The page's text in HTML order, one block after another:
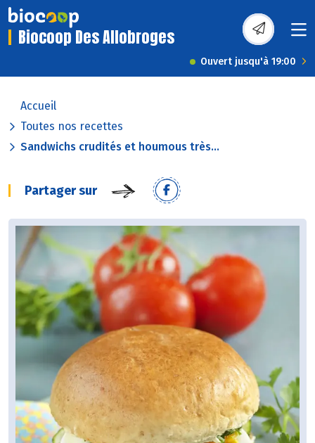
Biocoop Des Allobroges
Ouvert jusqu'à 19:00
Accueil
Toutes nos recettes
Sandwichs crudités et houmous très...
Partager sur